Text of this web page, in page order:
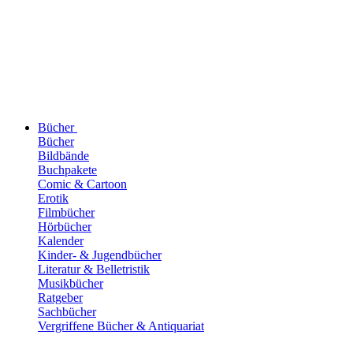
Bücher
Bücher
Bildbände
Buchpakete
Comic & Cartoon
Erotik
Filmbücher
Hörbücher
Kalender
Kinder- & Jugendbücher
Literatur & Belletristik
Musikbücher
Ratgeber
Sachbücher
Vergriffene Bücher & Antiquariat